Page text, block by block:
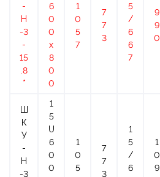
-
Н
-3
-
15
.8
*
6
0
0
x
8
0
0
1
0
5
7
7
7
3
5
/
6
6
7
9
9
0
Ш
К
У
-
Н
-3
1
5
U
6
0
0
1
0
5
7
7
3
1
5
/
6
1
0
9